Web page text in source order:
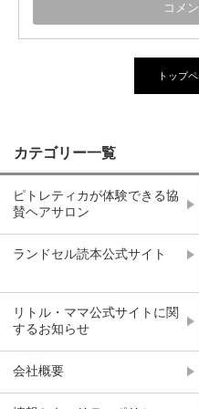
トップ
カテゴリー一覧
ピトレティカが体験できる協
賛ヘアサロン
ランドセル読本公式サイト
リトル・ママ公式サイトに関
するお知らせ
会社概要